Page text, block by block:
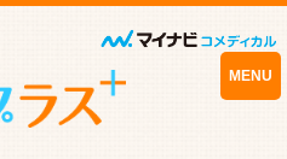
MENU